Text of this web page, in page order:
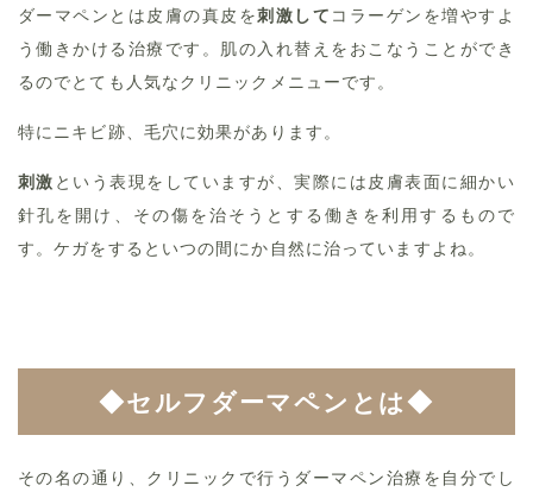
ダーマペンとは皮膚の真皮を刺激して コラーゲンを増やすよ
う働きかける治療です。肌の入れ替えをおこなうことができ
るのでとても人気なクリニックメニューです。
特にニキビ跡、毛穴に効果があります。
刺激 という表現をしていますが、実際には皮膚表面に細かい
針孔を開け、その傷を治そうとする働きを利用するもので
す。ケガをするといつの間にか自然に治っていますよね。
◆セルフダーマペンとは◆
その名の通り、クリニックで行うダーマペン治療を自分でし